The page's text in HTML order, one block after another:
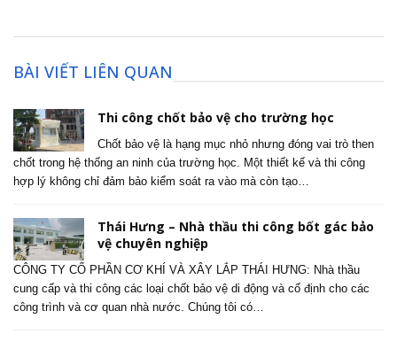
BÀI VIẾT LIÊN QUAN
Thi công chốt bảo vệ cho trường học
Chốt bảo vệ là hạng mục nhỏ nhưng đóng vai trò then
chốt trong hệ thống an ninh của trường học. Một thiết kế và thi công
hợp lý không chỉ đảm bảo kiểm soát ra vào mà còn tạo…
Thái Hưng – Nhà thầu thi công bốt gác bảo
vệ chuyên nghiệp
CÔNG TY CỔ PHẦN CƠ KHÍ VÀ XÂY LẮP THÁI HƯNG: Nhà thầu
cung cấp và thi công các loại chốt bảo vệ di động và cố định cho các
công trình và cơ quan nhà nước. Chúng tôi có…